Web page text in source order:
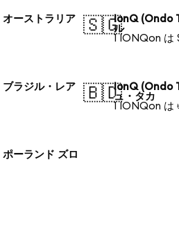
ーストラリア
🇸🇬IonQ (Ondo
ル
1 IONQon は
ラジル・レア
🇧🇩IonQ (Ondo
ュ・タカ
1 IONQon は
ーランド ズロ